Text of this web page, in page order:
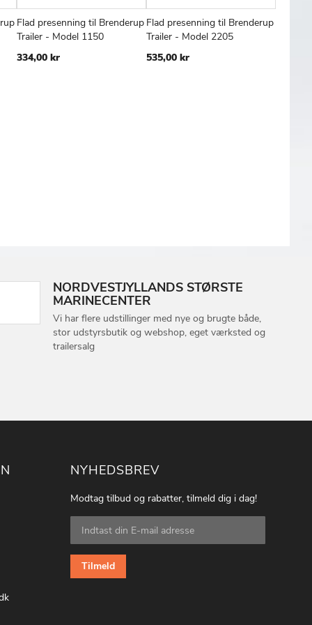
SAMMENLIGN
Læg i kurv
TILFØJSAMMENLIGN
Flad presenning til Brenderup
Trailer - Model 1150
334,00 kr
Læg i kurv
TILFØJ
Flad presenning til Brenderup
Trailer - Model 2205
535,00 kr
NORDVESTJYLLANDS STØRSTE
MARINECENTER
Vi har flere udstillinger med nye og brugte både,
stor udstyrsbutik og webshop, eget værksted og
trailersalg
NYHEDSBREV
Modtag tilbud og rabatter, tilmeld dig i dag!
Tilmeld
dig
vores
nyhedsbrev:
Tilmeld